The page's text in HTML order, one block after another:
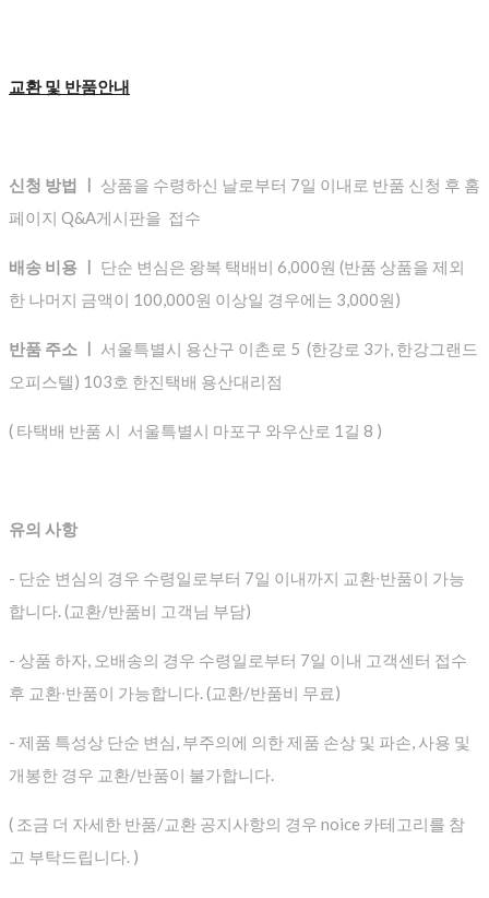
교환 및 반품안내
신청 방법 ㅣ 상품을 수령하신 날로부터 7일 이내로 반품 신청 후 홈
페이지 Q&A게시판을 접수
배송 비용 ㅣ
단순 변심은 왕복 택배비 6,000원 (반품 상품을 제외
한 나머지 금액이 100,000원 이상일 경우에는 3,000원)
반품 주소 ㅣ 서울특별시 용산구 이촌로 5 (한강로 3가, 한강그랜드
오피스텔) 103호 한진택배 용산대리점
( 타택배 반품 시 서울특별시 마포구 와우산로 1길 8 )
유의 사항
- 단순 변심의 경우 수령일로부터 7일 이내까지 교환∙반품이 가능
합니다. (교환/반품비 고객님 부담)
- 상품 하자, 오배송의 경우 수령일로부터 7일 이내 고객센터 접수
후 교환∙반품이 가능합니다. (교환/반품비 무료)
- 제품 특성상 단순 변심, 부주의에 의한 제품 손상 및 파손, 사용 및
개봉한 경우 교환/반품이 불가합니다.
( 조금 더 자세한 반품/교환 공지사항의 경우 noice 카테고리를 참
고 부탁드립니다. )